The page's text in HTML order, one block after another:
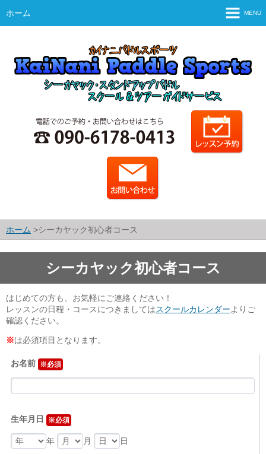
ホーム MENU
ご案内
スタッフ紹介・運営会社
SUPとは？
シーカヤックのコース・料金
予約・申込方法
ブログ・動画
ブログ
動画
ホーム シーカヤック初心者コース
シーカヤック初心者コース
はじめての方も、お気軽にご連絡ください！
レッスンの日程・コースにつきましてはスクールカレンダーよりご
確認ください。
※は必須項目となります。
お名前 ※必須
生年月日 ※必須
年 月 日